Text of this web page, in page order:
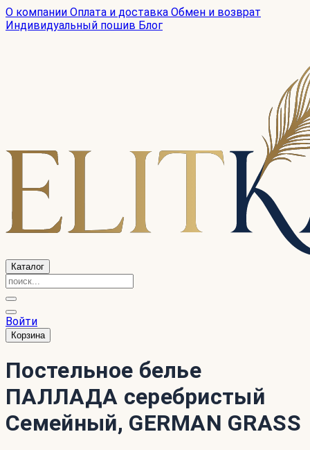
О компании Оплата и доставка Обмен и возврат
Индивидуальный пошив Блог
Каталог
Войти
Корзина
Постельное белье
ПАЛЛАДА серебристый
Семейный, GERMAN GRASS